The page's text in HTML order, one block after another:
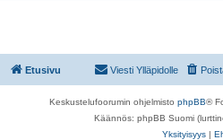
Etusivu Viesti Ylläpidolle
Keskustelufoorumin ohjelmisto phpBB®
Käännös: phpBB Suomi
Yksityisyys |